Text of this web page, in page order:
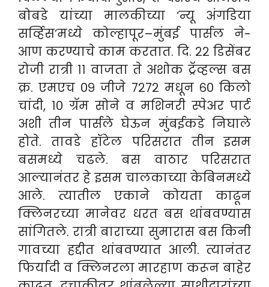
बोबडे यांच्या मालकीच्या ‘न्यू अंगडिया
सर्व्हिस’मध्ये कोल्हापूर–मुंबई पार्सल ने-
आण करण्याचे काम करतात. दि. २२ डिसेंबर
रोजी रात्री ११ वाजता ते अशोक ट्रॅव्हल्स बस
क्र. एमएच ०९ जीजे ७२७२ मधून ६० किलो
चांदी, १० ग्रॅम सोने व मशिनरी स्पेअर पार्ट
अशी तीन पार्सले घेऊन मुंबईकडे निघाले
होते. तावडे हॉटेल परिसरात तीन इसम
बसमध्ये चढले. बस वाठार परिसरात
आल्यानंतर हे इसम चालकाच्या केबिनमध्ये
आले. त्यातील एकाने कोयता काढून
क्लिनरच्या मानेवर धरत बस थांबवण्यास
सांगितले. रात्री बाराच्या सुमारास बस किनी
गावच्या हद्दीत थांबवण्यात आली. त्यानंतर
फिर्यादी व क्लिनरला मारहाण करून बाहेर